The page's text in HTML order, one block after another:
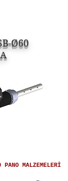
Ø60
MALZEMELERİ